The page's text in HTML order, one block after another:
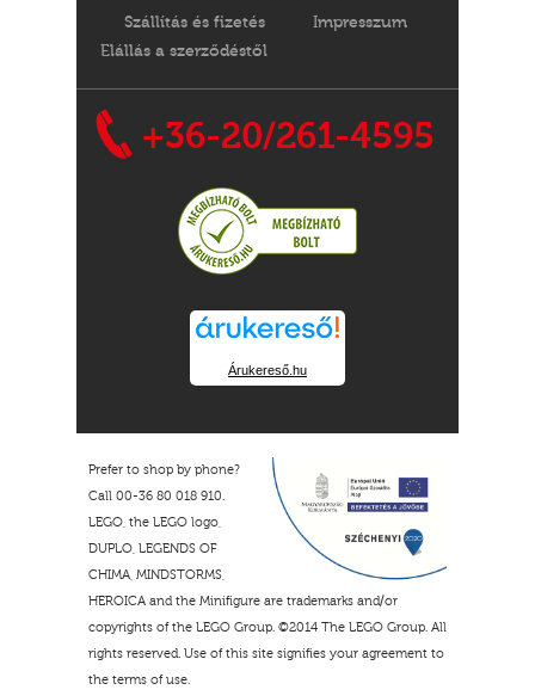
Szállítás és fizetés
Impresszum
Elállás a szerződéstől
+36-20/261-4595
Árukereső.hu
Prefer to shop by phone?
Call 00-36 80 018 910.
LEGO, the LEGO logo,
DUPLO, LEGENDS OF
CHIMA, MINDSTORMS,
HEROICA and the Minifigure are trademarks and/or
copyrights of the LEGO Group. ©2014 The LEGO Group. All
rights reserved. Use of this site signifies your agreement to
the terms of use.